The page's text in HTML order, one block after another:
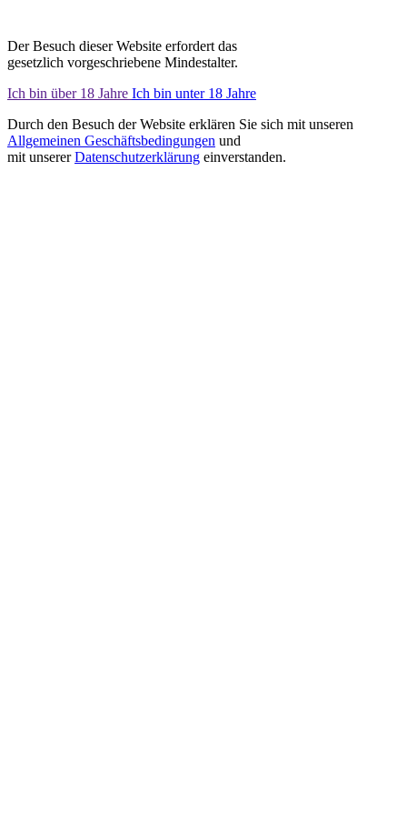
Der Besuch dieser Website erfordert das
gesetzlich vorgeschriebene Mindestalter.
Ich bin über 18 Jahre Ich bin unter 18 Jahre
Durch den Besuch der Website erklären Sie sich mit unseren
Allgemeinen Geschäftsbedingungen und
mit unsererDatenschutzerklärung einverstanden.